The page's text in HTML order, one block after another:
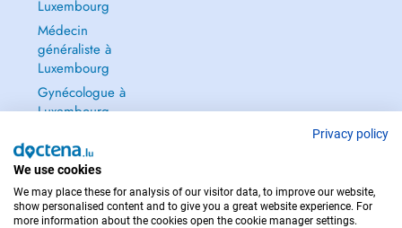
Luxembourg
Médecin
généraliste à
Luxembourg
Gynécologue à
Luxembourg
Privacy policy
We use cookies
We may place these for analysis of our visitor data, to improve our website,
show personalised content and to give you a great website experience. For
more information about the cookies open the cookie manager settings.